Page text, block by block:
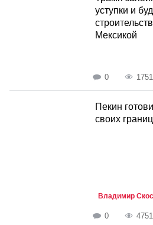
уступки и
Мексикой
0 1751
Пекин
своих границ
Владимир
0 4751